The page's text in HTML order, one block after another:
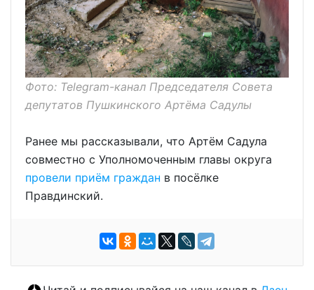
Фото: Telegram-канал Председателя Совета
депутатов Пушкинского Артёма Садулы
Ранее мы рассказывали, что Артём Садула
совместно с Уполномоченным главы округа
провели приём граждан в посёлке
Правдинский.